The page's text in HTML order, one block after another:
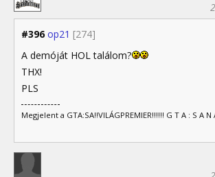
#396 op21 [274]
A demóját HOL találom?
THX!
PLS
Megjelent a GTA:SA!!VILÁGPREMIER!!!!!! G T A : S A N